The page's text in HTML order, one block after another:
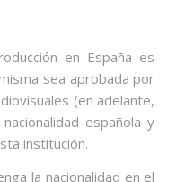
en España es
sea aprobada por
(en adelante,
española y
institución.
la nacionalidad en el